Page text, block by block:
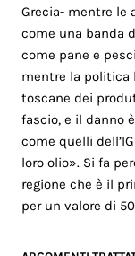
Grecia- mentre
come una banda
come pane e
mentre la politica
toscane dei
fascio, e il danno
come quelli
loro olio». Si fa
regione che è il
per un valore di